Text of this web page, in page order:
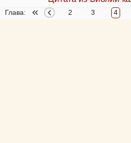
Глава: 1 2 3 4